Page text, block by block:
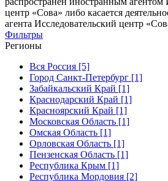
центр «Сова» либо касается
агента Исследовательский центр
Фильтры
Регионы
Вся Россия [5]
Город Санкт-Петербург [1]
Забайкальский Край [1]
Краснодарский Край [1]
Красноярский Край [1]
Московская Область [1]
Омская Область [1]
Орловская Область [1]
Пензенская Область [1]
Республика Крым [1]
Республика Мордовия [2]